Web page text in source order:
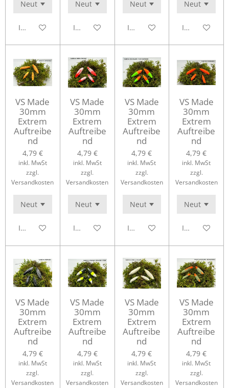
In den WarenkorbIn den WarenkorbIn den WarenkorbIn den
VS Made
30mm
Extrem
Auftreibe
nd
4,79 €
inkl. MwSt
zzgl.
Versandkosten
In den Warenkorb
VS Made
30mm
Extrem
Auftreibe
nd
4,79 €
inkl. MwSt
zzgl.
Versandkosten
In den Warenkorb
VS Made
30mm
Extrem
Auftreibe
nd
4,79 €
inkl. MwSt
zzgl.
Versandkosten
In den Warenkorb
VS Made
30mm
Extrem
Auftreibe
nd
4,79 €
inkl. MwSt
zzgl.
Versandkosten
In den
VS Made
30mm
Extrem
Auftreibe
nd
4,79 €
inkl. MwSt
zzgl.
Versandkosten
VS Made
30mm
Extrem
Auftreibe
nd
4,79 €
inkl. MwSt
zzgl.
Versandkosten
VS Made
30mm
Extrem
Auftreibe
nd
4,79 €
inkl. MwSt
zzgl.
Versandkosten
VS Made
30mm
Extrem
Auftreibe
nd
4,79 €
inkl. MwSt
zzgl.
Versandkosten